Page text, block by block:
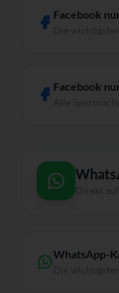
Facebook
Facebook
WhatsApp-